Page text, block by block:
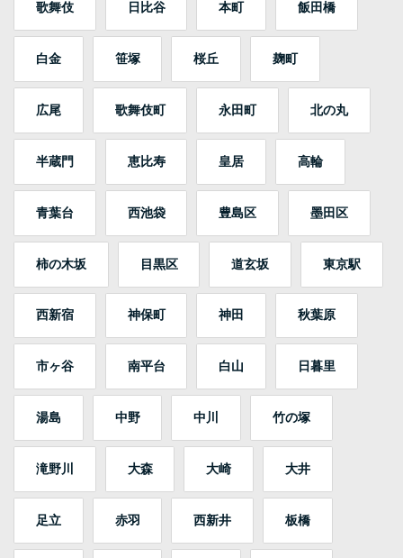
歌舞伎 日比谷 本町 飯田橋
白金 笹塚 桜丘 麹町
広尾 歌舞伎町 永田町 北の丸
半蔵門 恵比寿 皇居 高輪
青葉台 西池袋 豊島区 墨田区
柿の木坂 目黒区 道玄坂 東京駅
西新宿 神保町 神田 秋葉原
市ヶ谷 南平台 白山 日暮里
湯島 中野 中川 竹の塚
滝野川 大森 大崎 大井
足立 赤羽 西新井 板橋